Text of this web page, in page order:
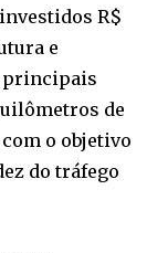
R$
e
principais
de
o objetivo
do tráfego